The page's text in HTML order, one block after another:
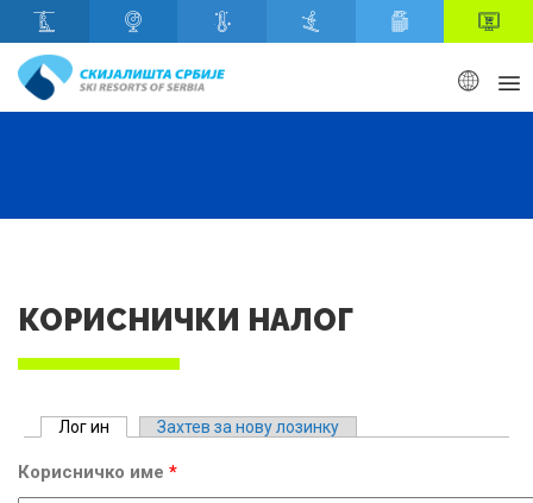
Скип то маин content
КОРИСНИЧКИ НАЛОГ
Примарy табс
Лог ин (ацтиве таб)
Захтев за нову лозинку
Корисничко име *